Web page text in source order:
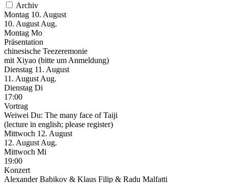
Archiv
Montag 10. August
10. August Aug.
Montag Mo
Präsentation
chinesische Teezeremonie
mit Xiyao (bitte um Anmeldung)
Dienstag 11. August
11. August Aug.
Dienstag Di
17:00
Vortrag
Weiwei Du: The many face of Taiji
(lecture in english; please register)
Mittwoch 12. August
12. August Aug.
Mittwoch Mi
19:00
Konzert
Alexander Babikov & Klaus Filip & Radu Malfatti